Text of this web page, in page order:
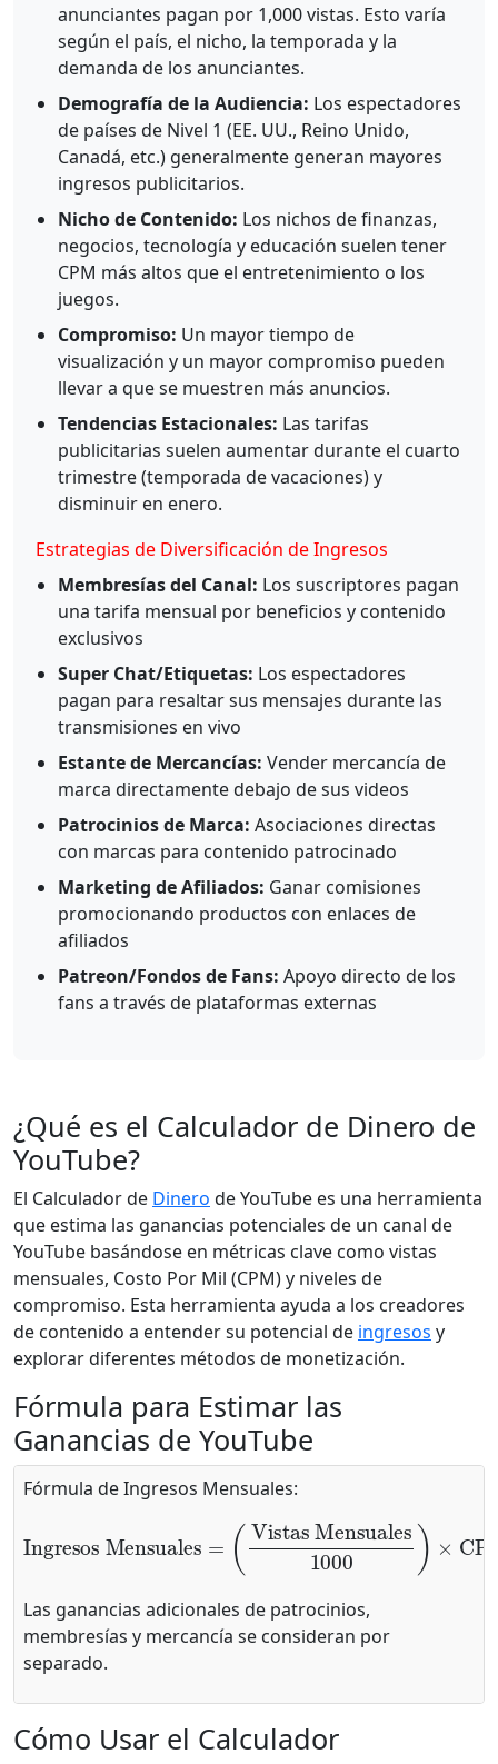
anunciantes pagan por 1,000 vistas. Esto varía
según el país, el nicho, la temporada y la
demanda de los anunciantes.
Demografía de la Audiencia: Los espectadores
de países de Nivel 1 (EE. UU., Reino Unido,
Canadá, etc.) generalmente generan mayores
ingresos publicitarios.
Nicho de Contenido: Los nichos de finanzas,
negocios, tecnología y educación suelen tener
CPM más altos que el entretenimiento o los
juegos.
Compromiso: Un mayor tiempo de
visualización y un mayor compromiso pueden
llevar a que se muestren más anuncios.
Tendencias Estacionales: Las tarifas
publicitarias suelen aumentar durante el cuarto
trimestre (temporada de vacaciones) y
disminuir en enero.
Estrategias de Diversificación de Ingresos
Membresías del Canal: Los suscriptores pagan
una tarifa mensual por beneficios y contenido
exclusivos
Super Chat/Etiquetas: Los espectadores
pagan para resaltar sus mensajes durante las
transmisiones en vivo
Estante de Mercancías: Vender mercancía de
marca directamente debajo de sus videos
Patrocinios de Marca: Asociaciones directas
con marcas para contenido patrocinado
Marketing de Afiliados: Ganar comisiones
promocionando productos con enlaces de
afiliados
Patreon/Fondos de Fans: Apoyo directo de los
fans a través de plataformas externas
¿Qué es el Calculador de Dinero de
YouTube?
El Calculador de Dinero de YouTube es una herramienta
que estima las ganancias potenciales de un canal de
YouTube basándose en métricas clave como vistas
mensuales, Costo Por Mil (CPM) y niveles de
compromiso. Esta herramienta ayuda a los creadores
de contenido a entender su potencial de ingresos y
explorar diferentes métodos de monetización.
Fórmula para Estimar las
Ganancias de YouTube
Fórmula de Ingresos Mensuales:
Ingresos Mensuales=(
CPM×
Multiplicador de Tipo de Contenido
Las ganancias adicionales de patrocinios,
membresías y mercancía se consideran por
separado.
Cómo Usar el Calculador